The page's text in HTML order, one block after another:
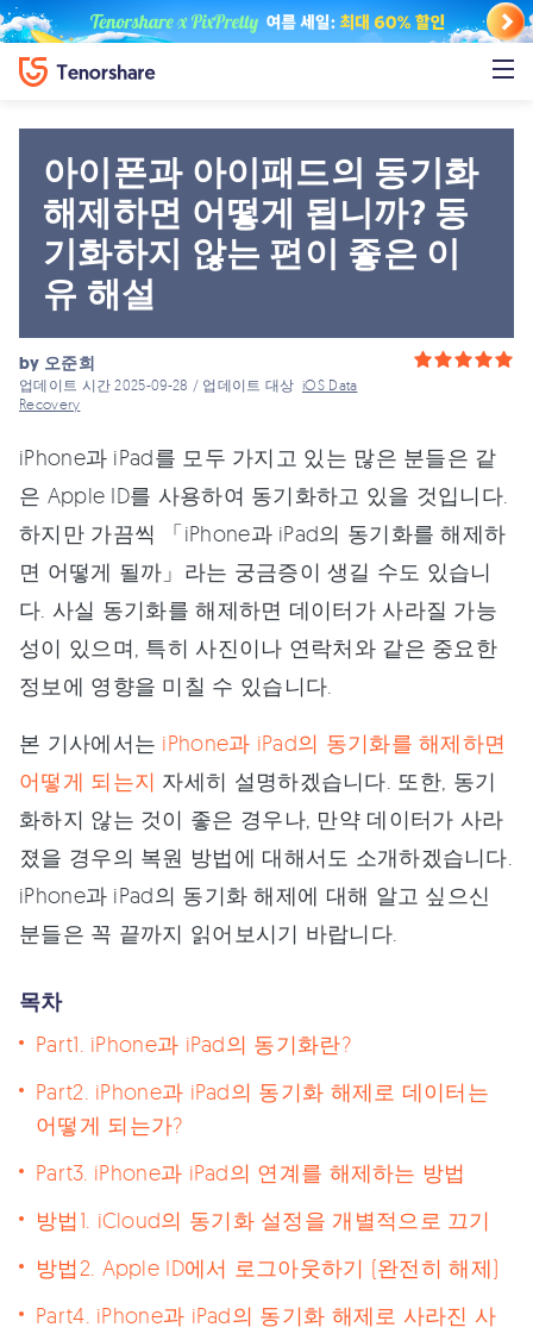
아이폰과 아이패드의 동기화
해제하면 어떻게 됩니까? 동
기화하지 않는 편이 좋은 이
유 해설
by 오준희
업데이트 시간 2025-09-28 / 업데이트 대상iOS Data
Recovery
iPhone과 iPad를 모두 가지고 있는 많은 분들은 같
은 Apple ID를 사용하여 동기화하고 있을 것입니다.
하지만 가끔씩 「iPhone과 iPad의 동기화를 해제하
면 어떻게 될까」라는 궁금증이 생길 수도 있습니
다. 사실 동기화를 해제하면 데이터가 사라질 가능
성이 있으며, 특히 사진이나 연락처와 같은 중요한
정보에 영향을 미칠 수 있습니다.
본 기사에서는 iPhone과 iPad의 동기화를 해제하면
어떻게 되는지 자세히 설명하겠습니다. 또한, 동기
화하지 않는 것이 좋은 경우나, 만약 데이터가 사라
졌을 경우의 복원 방법에 대해서도 소개하겠습니다.
iPhone과 iPad의 동기화 해제에 대해 알고 싶으신
분들은 꼭 끝까지 읽어보시기 바랍니다.
목차
Part1. iPhone과 iPad의 동기화란?
Part2. iPhone과 iPad의 동기화 해제로 데이터는
어떻게 되는가?
Part3. iPhone과 iPad의 연계를 해제하는 방법
방법1. iCloud의 동기화 설정을 개별적으로 끄기
방법2. Apple ID에서 로그아웃하기 (완전히 해제)
Part4. iPhone과 iPad의 동기화 해제로 사라진 사